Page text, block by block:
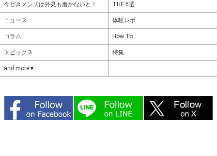
今どきメンズは外見も磨かないと！ THE 5選
ニュース 体験レポ
コラム How To
トピックス 特集
and more▼